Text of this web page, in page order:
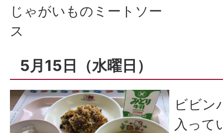
じゃがいものミートソー
ス
5月15日（水曜日）
ビビン
入って